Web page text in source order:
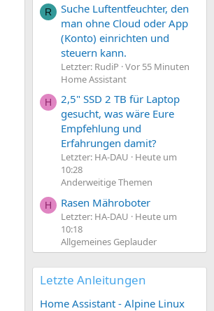
R
Suche Luftentfeuchter, den
man ohne Cloud oder App
(Konto) einrichten und
steuern kann.
Letzter: RudiP Vor 55 Minuten
Home Assistant
H
2,5" SSD 2 TB für Laptop
gesucht, was wäre Eure
Empfehlung und
Erfahrungen damit?
Letzter: HA-DAU
Heute um
10:28
Anderweitige Themen
H Rasen Mähroboter
Letzter: HA-DAU
Heute um
10:18
Allgemeines Geplauder
Letzte Anleitungen
Home Assistant - Alpine Linux